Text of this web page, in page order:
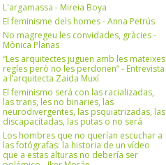
L'argamassa - Mireia Boya
El feminisme dels homes - Anna Petrús
No magregeu les convidades, gràcies -
Mònica Planas
“Les arquitectes juguen amb les mateixes
regles però no les perdonen” - Entrevista
a l’arquitecta Zaida Muxí
El feminismo será con las racializadas,
las trans, les no binaries, las
neurodivergentes, las psquiatrizadas, las
discapacitadas, las putas o no será
Los hombres que no querían escuchar a
las fotógrafas: la historia de un vídeo
que a estas alturas no debería ser